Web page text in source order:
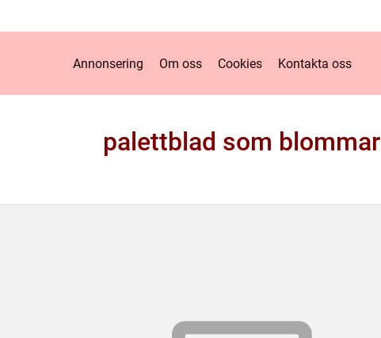
Annonsering Om oss Cookies Kontakta oss
palettblad som blommar